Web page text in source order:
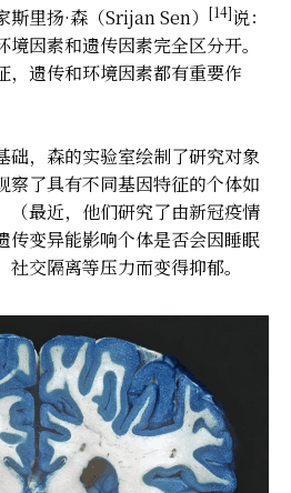
里扬·森（Srijan Sen） [14]说：
因素和遗传因素完全区分开。
，遗传和环境因素都有重要作
础，森的实验室绘制了研究对象
察了具有不同基因特征的个体如
（最近，他们研究了由新冠疫情
传变异能影响个体是否会因睡眠
交隔离等压力而变得抑郁。